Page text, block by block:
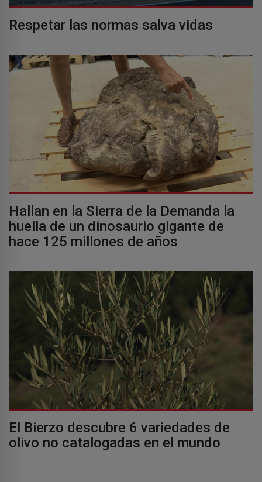
Respetar las normas salva vidas
Hallan en la Sierra de la Demanda la
huella de un dinosaurio gigante de
hace 125 millones de años
El Bierzo descubre 6 variedades de
olivo no catalogadas en el mundo